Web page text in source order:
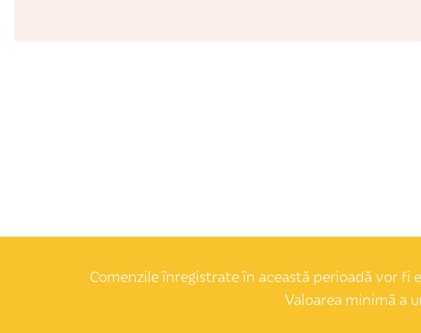
Comenzile înregistrate în această perioadă vor
Valoarea minimă a